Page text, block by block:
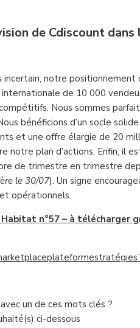
de Cdiscount dans
incertain, notre
de 10 000
Nous sommes
bénéficions d’un socle
et une offre élargie de 20
notre plan d’actions. Enfin, il
de trimestre en trimestre
le 30/07). Un signe
opérationnels.
n°57 – à télécharger
plateformestratégies
un de ces mots clés ?
ci-dessous